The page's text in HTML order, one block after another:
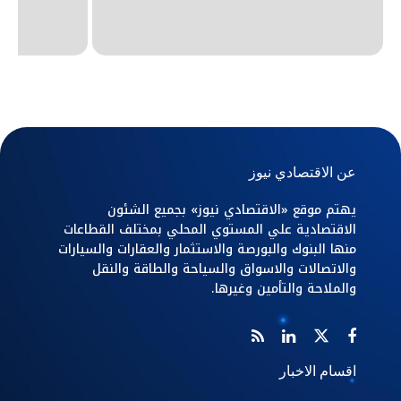
عن الاقتصادي نيوز
يهتم موقع «الاقتصادي نيوز» بجميع الشئون
الاقتصادية علي المستوي المحلي بمختلف القطاعات
منها البنوك والبورصة والاستثمار والعقارات والسيارات
والاتصالات والاسواق والسياحة والطاقة والنقل
والملاحة والتأمين وغيرها.
اقسام الاخبار